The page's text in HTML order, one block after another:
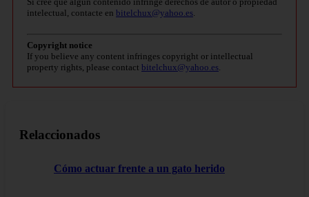
intelectual, contacte en bitelchux@yahoo.es
Copyright notice
If you believe any content infringes copyright or intellectual
property rights, please contact bitelchux@yahoo.es
Relaccionados
Cómo actuar frente a un gato herido